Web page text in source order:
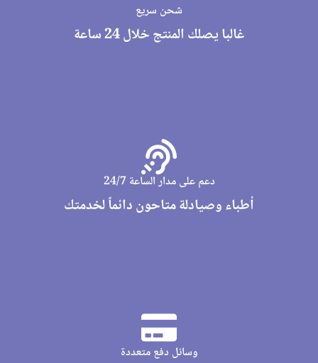
شحن سريع
غالبا يصلك المنتج خلال 24 ساعة
دعم على مدار الساعة 24/7
أطباء وصيادلة متاحون دائماً لخدمتك
وسائل دفع متعددة